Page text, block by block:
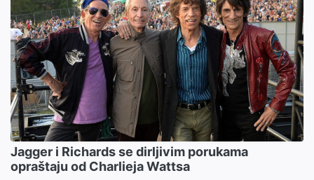
Jagger i Richards se dirljivim porukama
opraštaju od Charlieja Wattsa